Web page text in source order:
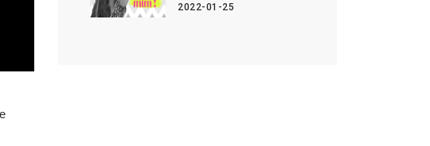
2022-01-25